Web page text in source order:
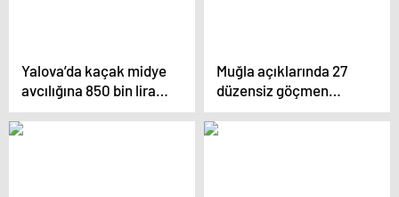
Yalova’da kaçak midye
avcılığına 850 bin lira
ceza
Muğla açıklarında 27
düzensiz göçmen
kurtarıldı, 44 göçmen
yakalandı